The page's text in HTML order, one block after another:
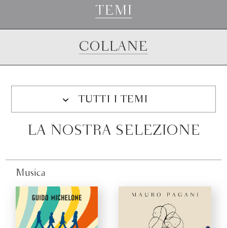
TEMI
COLLANE
TUTTI I TEMI
LA NOSTRA SELEZIONE
Musica